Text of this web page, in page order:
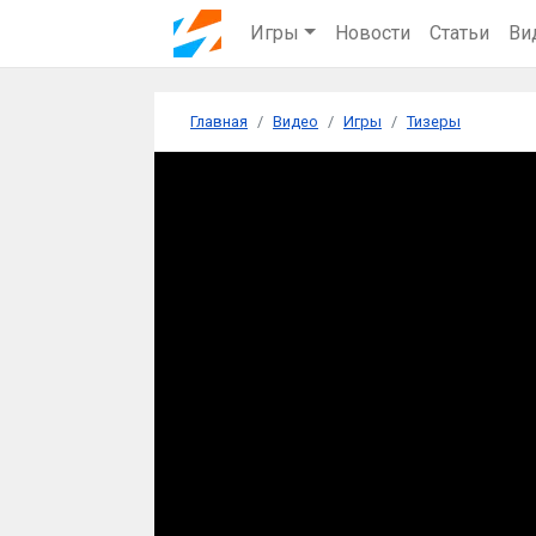
Игры Новости Статьи
Главная Видео Игры Тизеры